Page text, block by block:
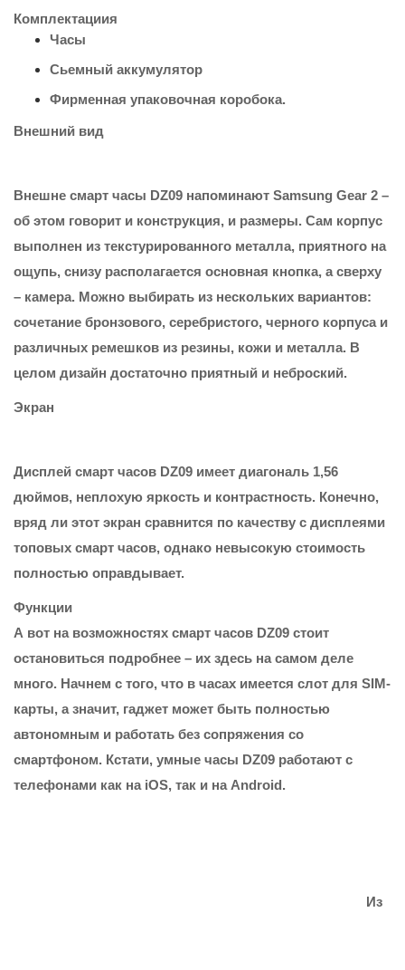
Комплектациия
Часы
Сьемный аккумулятор
Фирменная упаковочная коробока.
Внешний вид
Внешне смарт часы DZ09 напоминают Samsung Gear 2 –
об этом говорит и конструкция, и размеры. Сам корпус
выполнен из текстурированного металла, приятного на
ощупь, снизу располагается основная кнопка, а сверху
– камера. Можно выбирать из нескольких вариантов:
сочетание бронзового, серебристого, черного корпуса и
различных ремешков из резины, кожи и металла. В
целом дизайн достаточно приятный и неброский.
Экран
Дисплей смарт часов DZ09 имеет диагональ 1,56
дюймов, неплохую яркость и контрастность. Конечно,
вряд ли этот экран сравнится по качеству с дисплеями
топовых смарт часов, однако невысокую стоимость
полностью оправдывает.
Функции
А вот на возможностях смарт часов DZ09 стоит
остановиться подробнее – их здесь на самом деле
много. Начнем с того, что в часах имеется слот для SIM-
карты, а значит, гаджет может быть полностью
автономным и работать без сопряжения со
смартфоном. Кстати, умные часы DZ09 работают с
телефонами как на iOS, так и на Android.
Из